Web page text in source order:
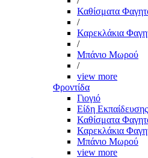
Καθίσματα
/
Καρεκλάκια
/
Μπάνιο Μωρού
/
view more
Φροντίδα
Γιογιό
Είδη
Καθίσματα
Καρεκλάκια
Μπάνιο Μωρού
view more